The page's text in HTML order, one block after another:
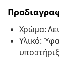
Χρώμα:
Υλικό: